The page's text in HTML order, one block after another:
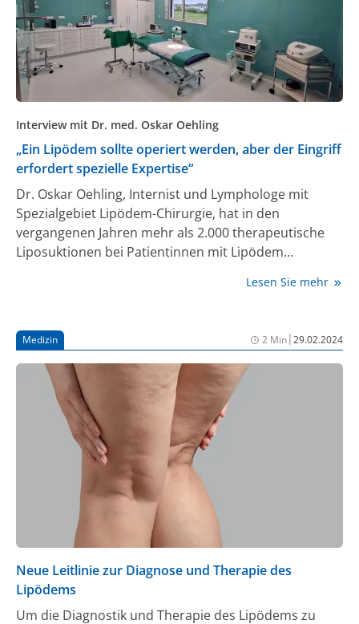
Interview mit Dr. med. Oskar Oehling
„Ein Lipödem sollte operiert werden, aber der Eingriff
erfordert spezielle Expertise“
Dr. Oskar Oehling, Internist und Lymphologe mit
Spezialgebiet Lipödem-Chirurgie, hat in den
vergangenen Jahren mehr als 2.000 therapeutische
Liposuktionen bei Patientinnen mit Lipödem
Praxis im bayerischen Klosterlechfeld und nun in der
Lipödem-Chirurgie in Graben/Bayern. Der Mediziner
betreut auch Patientinnen, die sich aus
verschiedenen Gründen für eine konservative
Behandlung ihrer Erkrankung entscheiden.
Journalmed.de sprach mit dem Experten über die
rätselhafte Pathogenese des Lipödems, den richtigen
Blick für die Krankheitszeichen, die Vorteile einer
Liposuktion und die Bedeutung der Erfahrung der
Operateurin/des Operateurs.
Lesen Sie mehr
Medizin 2 Min|29.02.2024
Neue Leitlinie zur Diagnose und Therapie des
Lipödems
Um die Diagnostik und Therapie des Lipödems zu